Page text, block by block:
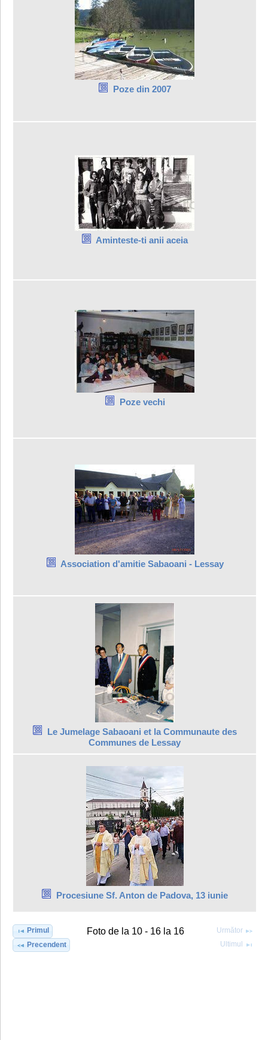
Poze din 2007
Aminteste-ti anii aceia
Poze vechi
Association d'amitie Sabaoani - Lessay
Le Jumelage Sabaoani et la Communaute des
Communes de Lessay
Procesiune Sf. Anton de Padova, 13 iunie
Primul
Precendent
Foto de la 10 - 16 la 16
Următor
Ultimul